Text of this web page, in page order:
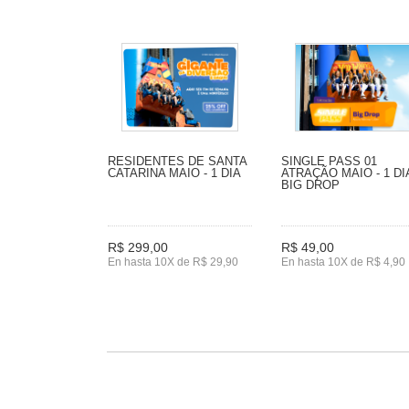
RESIDENTES DE SANTA
CATARINA MAIO - 1 DIA
R$ 299,00
En hasta 10X de R$ 29,90
SINGLE PASS 01
ATRAÇÃO MAIO - 1
BIG DROP
R$ 49,00
En hasta 10X de R$ 4,90